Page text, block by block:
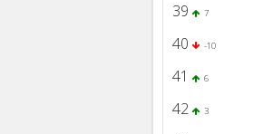
39
7
40
-10
41
6
42
3